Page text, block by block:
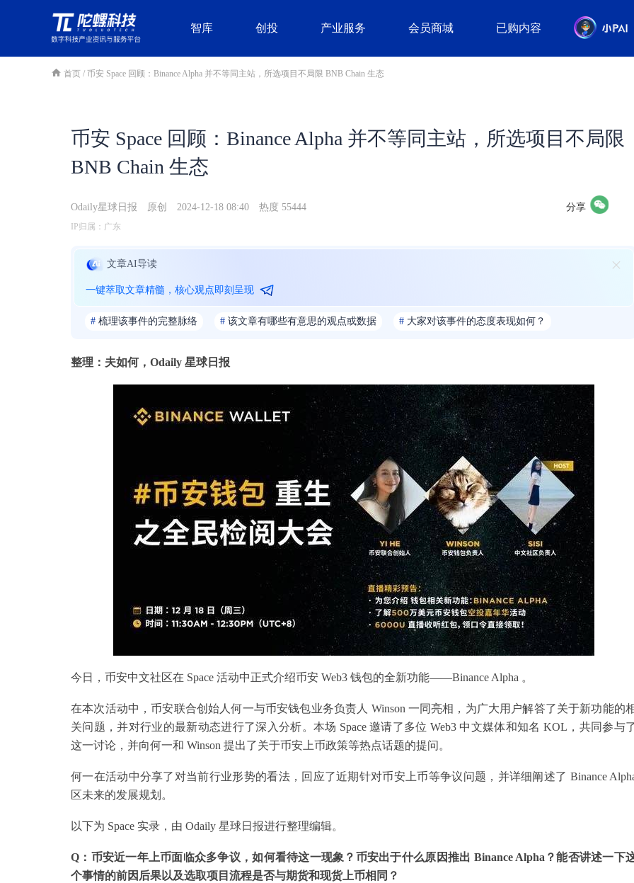
智库 创投 产业服务 会员商城 已购内容
首页 / 币安 Space 回顾：Binance Alpha 并不等同主站，所选项目不局限 BNB Chain 生态
币安 Space 回顾：Binance Alpha 并不等同主站，所选项目不局限
BNB Chain 生态
Odaily星球日报 原创 2024-12-18 08:40 热度 55444 分享
IP归属：广东
文章AI导读
一键萃取文章精髓，核心观点即刻呈现
# 梳理该事件的完整脉络 # 该文章有哪些有意思的观点或数据 # 大家对该事件的态度表现如何？
整理：夫如何，Odaily 星球日报
今日，币安中文社区在 Space 活动中正式介绍币安 Web3 钱包的全新功能——Binance Alpha 。
在本次活动中，币安联合创始人何一与币安钱包业务负责人 Winson 一同亮相，为广大用户解答了关于新功能的
关问题，并对行业的最新动态进行了深入分析。本场 Space 邀请了多位 Web3 中文媒体和知名 KOL，共同参与
这一讨论，并向何一和 Winson 提出了关于币安上币政策等热点话题的提问。
何一在活动中分享了对当前行业形势的看法，回应了近期针对币安上币等争议问题，并详细阐述了 Binance
区未来的发展规划。
以下为 Space 实录，由 Odaily 星球日报进行整理编辑。
Q：币安近一年上币面临众多争议，如何看待这一现象？币安出于什么原因推出 Binance Alpha？能否讲述一下
个事情的前因后果以及选取项目流程是否与期货和现货上币相同？